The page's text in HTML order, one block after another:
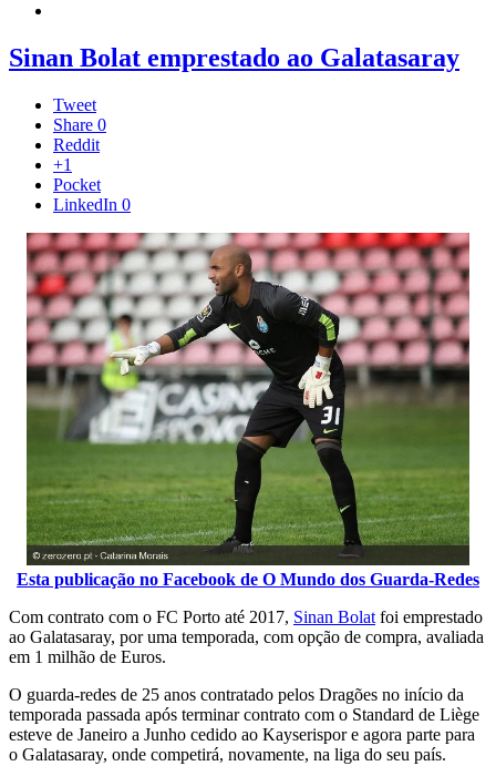
Sinan Bolat emprestado ao Galatasaray
Tweet
Share 0
Reddit
+1
Pocket
LinkedIn 0
Esta publicação no Facebook de O Mundo dos Guarda-Redes
Com contrato com o FC Porto até 2017, Sinan Bolat foi emprestado
ao Galatasaray, por uma temporada, com opção de compra, avaliada
em 1 milhão de Euros.
O guarda-redes de 25 anos contratado pelos Dragões no início da
temporada passada após terminar contrato com o Standard de Liège
esteve de Janeiro a Junho cedido ao Kayserispor e agora parte para
o Galatasaray, onde competirá, novamente, na liga do seu país.